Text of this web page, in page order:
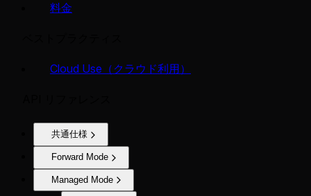
料金
Cloud Use（クラウド利用）
共通仕様
Forward Mode
Managed Mode